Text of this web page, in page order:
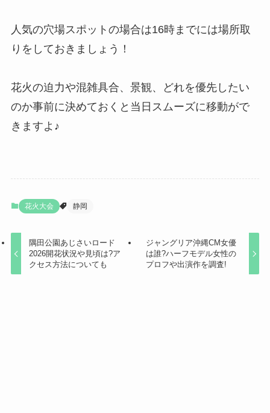
人気の穴場スポットの場合は16時までには場所取
りをしておきましょう！
花火の迫力や混雑具合、景観、どれを優先したい
のか事前に決めておくと当日スムーズに移動がで
きますよ♪
花火大会 静岡
隅田公園あじさいロード
2026開花状況や見頃は?ア
クセス方法についても
ジャングリア沖縄CM女優
は誰?ハーフモデル女性の
プロフや出演作を調査!